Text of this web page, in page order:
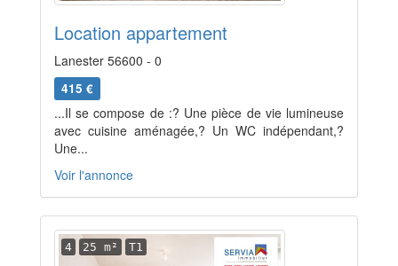
Location appartement
Lanester 56600 - 0
415 €
...Il se compose de :? Une pièce de vie lumineuse
avec cuisine aménagée,? Un WC indépendant,?
Une...
Voir l'annonce
4 25 m² T1